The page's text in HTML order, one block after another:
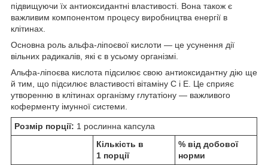
підвищуючи їх антиоксидантні властивості. Вона також є
важливим компонентом процесу виробництва енергії в
клітинах.
Основна роль альфа-ліпоєвої кислоти — це усунення дії
вільних радикалів, які є в усьому організмі.
Альфа-ліпоєва кислота підсилює свою антиоксидантну дію ще
й тим, що підсилює властивості вiтамiну C і E. Це сприяє
утворенню в клітинах організму глутатіону — важливого
коферменту імунної системи.
Розмір порції: 1 рослинна капсула
Кількість в
1 порції
% від добової
норми